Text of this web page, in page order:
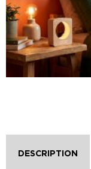
DESCRIPTION